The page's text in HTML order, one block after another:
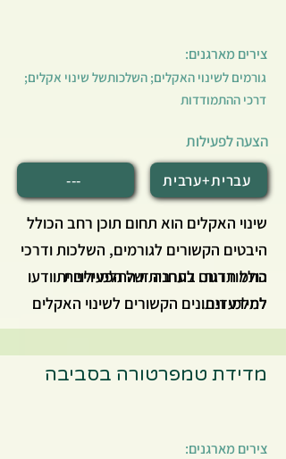
צירים מארגנים:
גורמים לשינוי האקלים; השלכותשל שינוי אקלים;
דרכי ההתמודדות
הצעה לפעילות
---
עברית+ערבית
שינוי האקלים הוא תחום תוכן רחב הכולל
היבטים הקשורים לגורמים, השלכות ודרכי
התמודדות. בתחנה זו התלמידים יתוודעו
למידע ונתונים הקשורים לשינוי האקלים
דרך פעילות משחקית. שבה ילמדו את
מילון המונחים הבסיסי הקשור לשינוי
אקלים, ויחשפו להיבטים שונים של שינוי
כולל תרגום לערבית של הפעילויות
לתלמידים.
מדידת טמפרטורה בסביבה
צירים מארגנים: